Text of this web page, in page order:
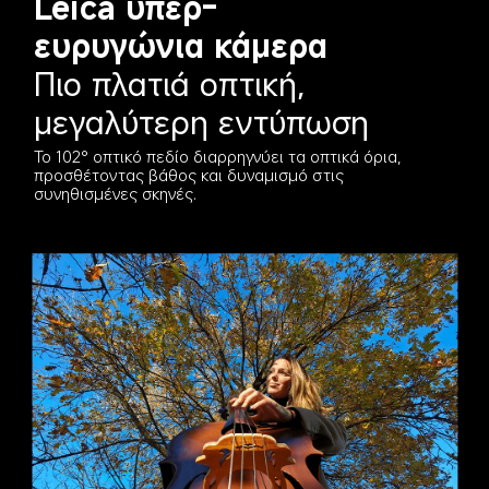
ευρυγώνια κάμερα
Πιο πλατιά οπτική,
μεγαλύτερη εντύπωση
Το 102° οπτικό πεδίο διαρρηγνύει τα οπτικά όρια,
προσθέτοντας βάθος και δυναμισμό στις
συνηθισμένες σκηνές.